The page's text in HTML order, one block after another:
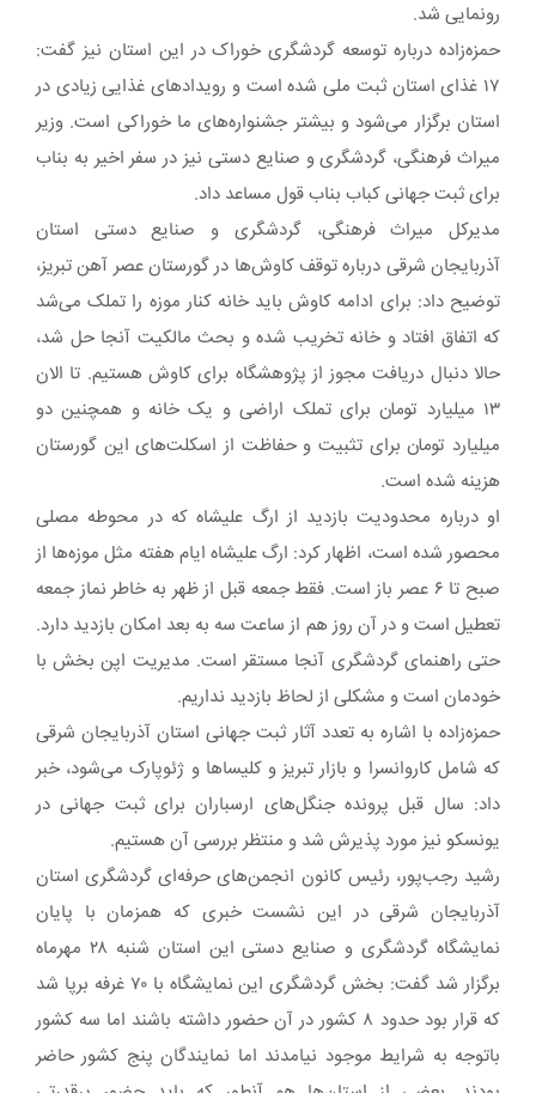
رونمایی شد.
حمزه‌زاده درباره توسعه گردشگری خوراک در این استان نیز گفت:
۱۷ غذای استان ثبت ملی شده است و رویدادهای غذایی زیادی در
استان برگزار می‌شود و بیشتر جشنواره‌های ما خوراکی است. وزیر
میراث فرهنگی، گردشگری و صنایع دستی نیز در سفر اخیر به بناب
برای ثبت جهانی کباب بناب قول مساعد داد.
مدیرکل میراث‌ فرهنگی، گردشگری و صنایع دستی استان
آذربایجان شرقی درباره توقف کاوش‌ها در گورستان عصر آهن تبریز،
توضیح داد: برای ادامه کاوش باید خانه کنار موزه را تملک می‌شد
که اتفاق افتاد و خانه تخریب شده و بحث مالکیت آنجا حل شد،
حالا دنبال دریافت مجوز از پژوهشگاه برای کاوش هستیم. تا الان
۱۳ میلیارد تومان برای تملک اراضی و یک خانه و همچنین دو
میلیارد تومان برای تثبیت و حفاظت از اسکلت‌های این گورستان
هزینه شده است.
او درباره محدودیت بازدید از ارگ علیشاه که در محوطه مصلی
محصور شده است، اظهار کرد: ارگ علیشاه ایام هفته مثل موزه‌ها از
صبح تا ۶ عصر باز است. فقط جمعه قبل از ظهر به خاطر نماز جمعه
تعطیل است و در آن روز هم از ساعت سه به بعد امکان بازدید دارد.
حتی راهنمای گردشگری آنجا مستقر است. مدیریت اپن بخش با
خودمان است و مشکلی از لحاظ بازدید نداریم.
حمزه‌زاده با اشاره به تعدد آثار ثبت جهانی استان آذربایجان شرقی
که شامل کاروانسرا و بازار تبریز و کلیساها و ژئوپارک می‌شود، خبر
داد: سال قبل پرونده جنگل‌های ارسباران برای ثبت جهانی در
یونسکو نیز مورد پذیرش شد و منتظر بررسی آن هستیم.
رشید رجب‌پور، رئیس کانون انجمن‌های حرفه‌ای گردشگری استان
آذربایجان شرقی در این نشست خبری که همزمان با پایان
نمایشگاه گردشگری و صنایع دستی این استان شنبه ۲۸ مهرماه
برگزار شد گفت: بخش گردشگری این نمایشگاه با ۷۰ غرفه برپا شد
که قرار بود حدود ۸ کشور در آن حضور داشته باشند اما سه کشور
باتوجه به شرایط موجود نیامدند اما نمایندگان پنج کشور حاضر